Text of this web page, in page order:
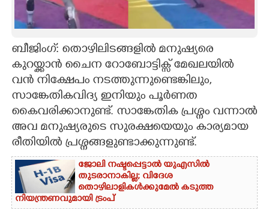
ASTRO
CARTOONS
LITERATURE
ZOOM
CONTACT US
ബീജിംഗ്: തൊഴിലിടങ്ങളിൽ മനുഷ്യരെ
കുറയ്ക്കാൻ ചൈന റോബോട്ടിക്സ് മേഖലയിൽ
വൻ നിക്ഷേപം നടത്തുന്നുണ്ടെങ്കിലും,
സാങ്കേതികവിദ്യ ഇനിയും പൂർണത
കൈവരിക്കാനുണ്ട്. സാങ്കേതിക പ്രശ്നം വന്നാൽ
അവ മനുഷ്യരുടെ സുരക്ഷയെയും കാര്യമായ
രീതിയിൽ പ്രശ്നങ്ങളുണ്ടാക്കുന്നുണ്ട്.
ജോലി നഷ്ടപ്പെട്ടാൽ യുഎസിൽ
തുടരാനാകില്ല; വിദേശ
തൊഴിലാളികൾക്കുമേൽ കടുത്ത
നിയന്ത്രണവുമായി ട്രംപ്‌